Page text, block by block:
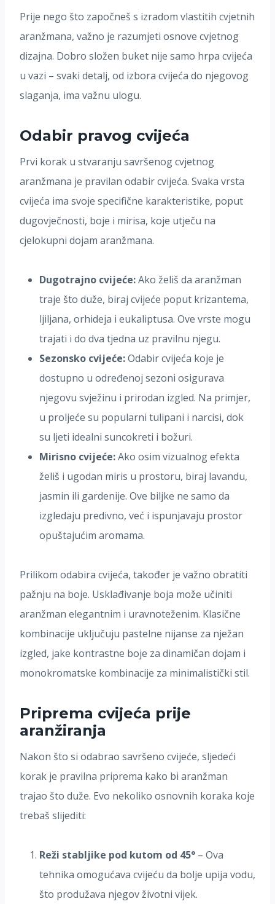
Prije nego što započneš s izradom vlastitih cvjetnih
aranžmana, važno je razumjeti osnove cvjetnog
dizajna. Dobro složen buket nije samo hrpa cvijeća
u vazi – svaki detalj, od izbora cvijeća do njegovog
slaganja, ima važnu ulogu.
Odabir pravog cvijeća
Prvi korak u stvaranju savršenog cvjetnog
aranžmana je pravilan odabir cvijeća. Svaka vrsta
cvijeća ima svoje specifične karakteristike, poput
dugovječnosti, boje i mirisa, koje utječu na
cjelokupni dojam aranžmana.
Dugotrajno cvijeće:Ako želiš da aranžman
traje što duže, biraj cvijeće poput krizantema,
ljiljana, orhideja i eukaliptusa. Ove vrste mogu
trajati i do dva tjedna uz pravilnu njegu.
Sezonsko cvijeće:Odabir cvijeća koje je
dostupno u određenoj sezoni osigurava
njegovu svježinu i prirodan izgled. Na primjer,
u proljeće su popularni tulipani i narcisi, dok
su ljeti idealni suncokreti i božuri.
Mirisno cvijeće:Ako osim vizualnog efekta
želiš i ugodan miris u prostoru, biraj lavandu,
jasmin ili gardenije. Ove biljke ne samo da
izgledaju predivno, već i ispunjavaju prostor
opuštajućim aromama.
Prilikom odabira cvijeća, također je važno obratiti
pažnju na boje. Usklađivanje boja može učiniti
aranžman elegantnim i uravnoteženim. Klasične
kombinacije uključuju pastelne nijanse za nježan
izgled, jake kontrastne boje za dinamičan dojam i
monokromatske kombinacije za minimalistički stil.
Priprema cvijeća prije
aranžiranja
Nakon što si odabrao savršeno cvijeće, sljedeći
korak je pravilna priprema kako bi aranžman
trajao što duže. Evo nekoliko osnovnih koraka koje
trebaš slijediti:
Reži stabljike pod kutom od 45° – Ova
tehnika omogućava cvijeću da bolje upija vodu,
što produžava njegov životni vijek.